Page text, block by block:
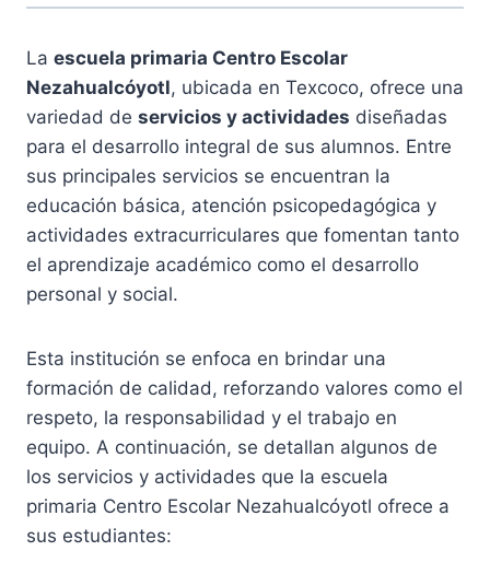
La escuela primaria Centro Escolar
Nezahualcóyotl, ubicada en Texcoco, ofrece una
variedad de servicios y actividades diseñadas
para el desarrollo integral de sus alumnos. Entre
sus principales servicios se encuentran la
educación básica, atención psicopedagógica y
actividades extracurriculares que fomentan tanto
el aprendizaje académico como el desarrollo
personal y social.
Esta institución se enfoca en brindar una
formación de calidad, reforzando valores como el
respeto, la responsabilidad y el trabajo en
equipo. A continuación, se detallan algunos de
los servicios y actividades que la escuela
primaria Centro Escolar Nezahualcóyotl ofrece a
sus estudiantes: